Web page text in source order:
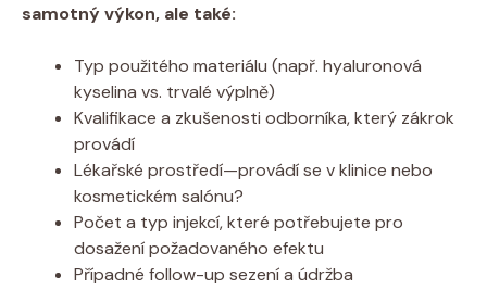
samotný výkon, ale také:
Typ použitého materiálu (např. hyaluronová
kyselina vs. trvalé výplně)
Kvalifikace a zkušenosti odborníka, který zákrok
provádí
Lékařské prostředí—provádí se v klinice nebo
kosmetickém salónu?
Počet a typ injekcí, které potřebujete pro
dosažení požadovaného efektu
Případné follow-up sezení a údržba